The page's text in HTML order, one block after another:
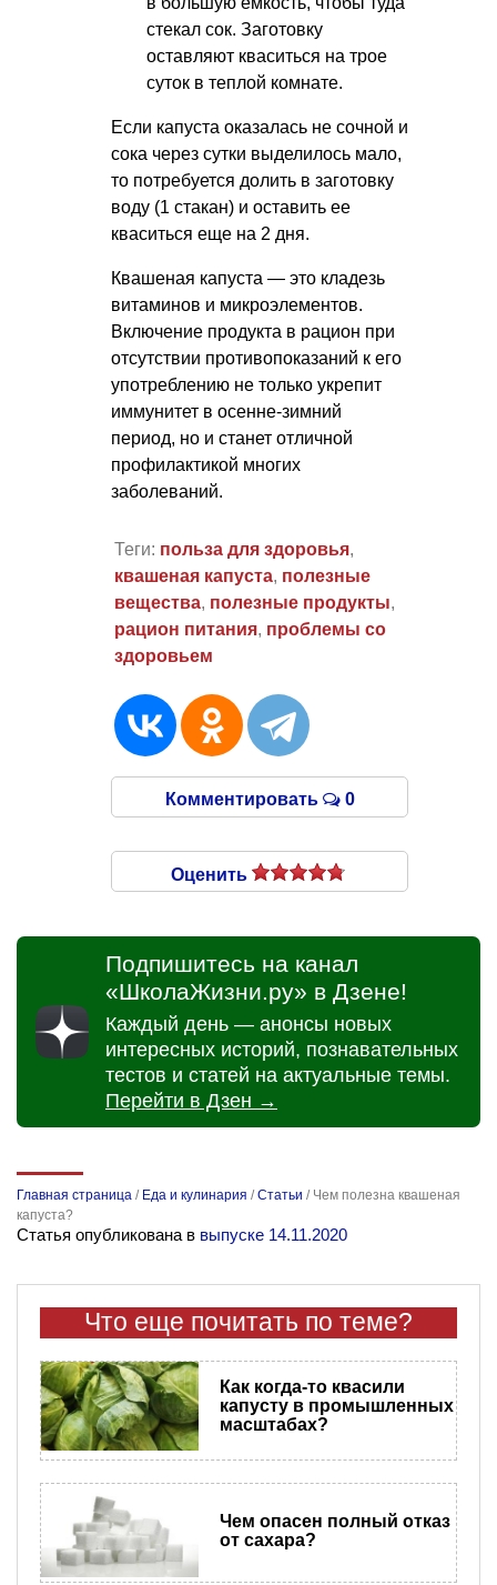
стекал сок. Заготовку
оставляют кваситься на трое
суток в теплой комнате.
Если капуста оказалась не сочной и
сока через сутки выделилось мало,
то потребуется долить в заготовку
воду (1 стакан) и оставить ее
кваситься еще на 2 дня.
Квашеная капуста — это кладезь
витаминов и микроэлементов.
Включение продукта в рацион при
отсутствии противопоказаний к его
употреблению не только укрепит
иммунитет в осенне-зимний
период, но и станет отличной
профилактикой многих
заболеваний.
Теги: польза для здоровья,
квашеная капуста, полезные
вещества, полезные продукты,
рацион питания, проблемы со
здоровьем
Комментировать 0
Оценить
Подпишитесь на канал
«ШколаЖизни.ру» в Дзене!
Каждый день — анонсы новых
интересных историй, познавательных
тестов и статей на актуальные темы.
Перейти в Дзен →
Главная страница / Еда и кулинария /Статьи / Чем полезна квашеная
капуста?
Статья опубликована в выпуске 14.11.2020
Что еще почитать по теме?
Как когда-то квасили
капусту в промышленных
масштабах?
Чем опасен полный отказ
от сахара?